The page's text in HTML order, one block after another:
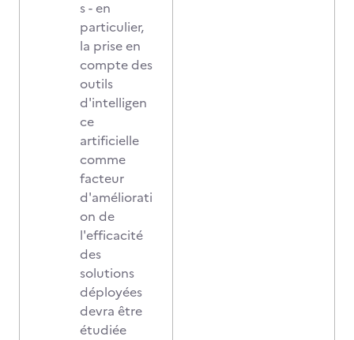
s - en
particulier,
la prise en
compte des
outils
d'intelligen
ce
artificielle
comme
facteur
d'améliorati
on de
l'efficacité
des
solutions
déployées
devra être
étudiée